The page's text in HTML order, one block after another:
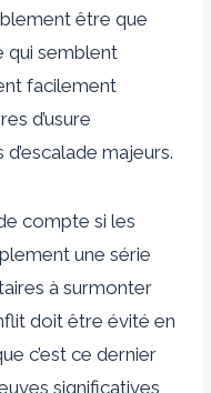
être que
qui semblent
facilement
d’usure
majeurs.
compte si les
une série
à surmonter
doit être évité en
c’est ce dernier
significatives